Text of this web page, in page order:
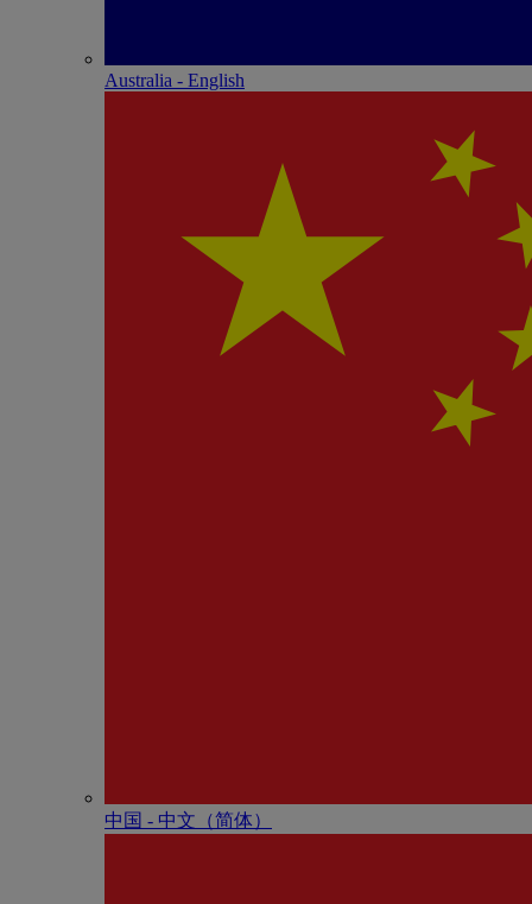
Australia - English
中国 - 中⽂（简体）